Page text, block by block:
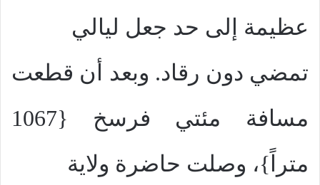
عظيمة إلى حد جعل ليالي
تمضي دون رقاد. وبعد أن قطعت
مسافة مئتي فرسخ {1067
متراً}، وصلت حاضرة ولاية